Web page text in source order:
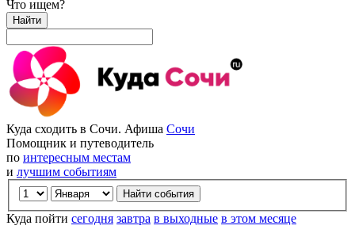
Что ищем?
Найти
Куда сходить в Сочи. Афиша Сочи
Помощник и путеводитель
по интересным местам
и лучшим событиям
Куда пойти сегодня завтра в выходные в этом месяце